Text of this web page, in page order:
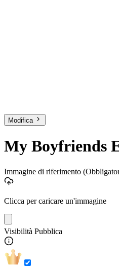
Modifica
My Boyfriends
Immagine di riferimento
Clicca per caricare un'immagine
Visibilità Pubblica